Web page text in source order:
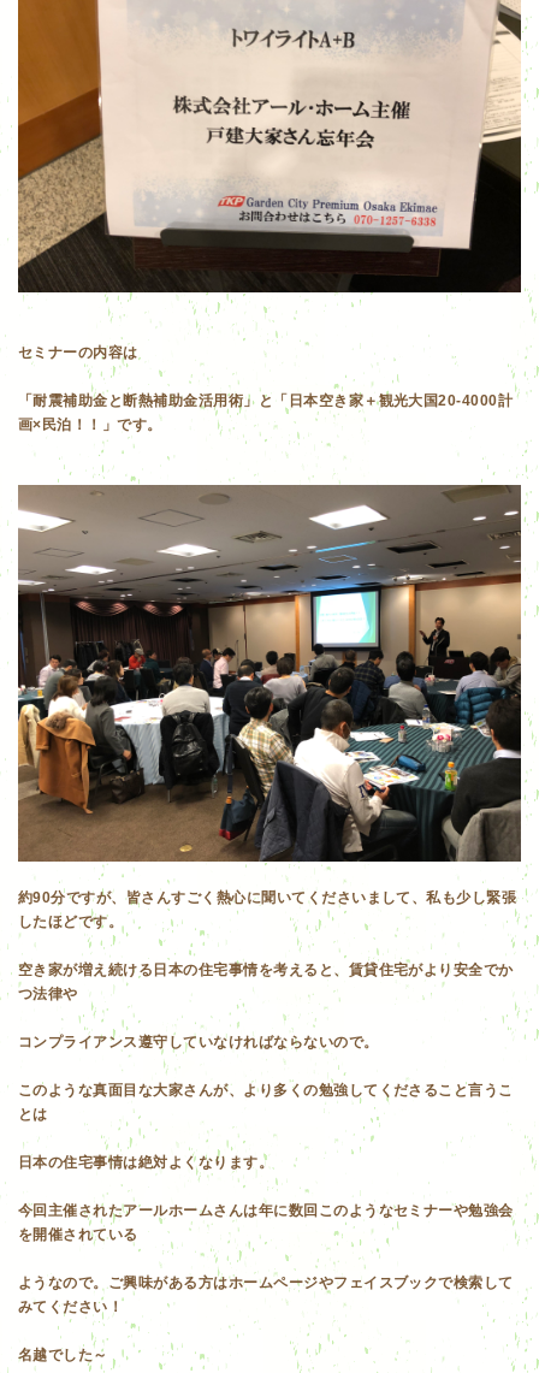
セミナーの内容は
「耐震補助金と断熱補助金活用術」と「日本空き家＋観光大国20-4000計
画×民泊！！」です。
約90分ですが、皆さんすごく熱心に聞いてくださいまして、私も少し緊張
したほどです。
空き家が増え続ける日本の住宅事情を考えると、賃貸住宅がより安全でか
つ法律や
コンプライアンス遵守していなければならないので。
このような真面目な大家さんが、より多くの勉強してくださること言うこ
とは
日本の住宅事情は絶対よくなります。
今回主催されたアールホームさんは年に数回このようなセミナーや勉強会
を開催されている
ようなので。ご興味がある方はホームページやフェイスブックで検索して
みてください！
名越でした～